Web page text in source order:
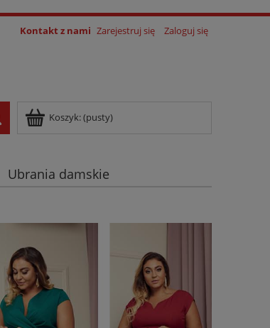
Kontakt z nami Zarejestruj się Zaloguj się
Koszyk:(pusty)
Ubrania damskie